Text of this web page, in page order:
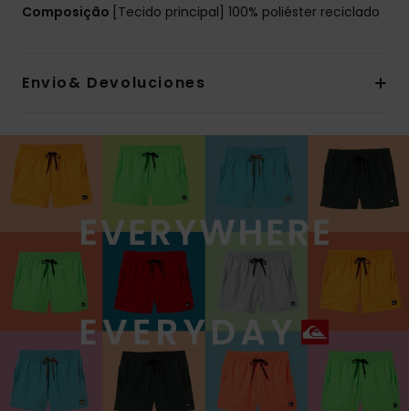
Composição [Tecido principal] 100% poliéster reciclado
Envio& Devoluciones